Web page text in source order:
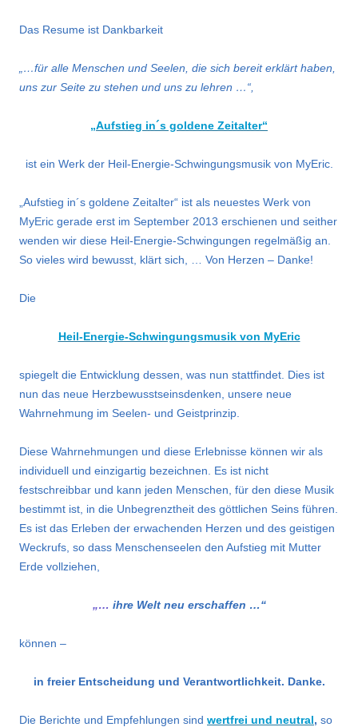
Das Resume ist Dankbarkeit
„…für alle Menschen und Seelen, die sich bereit erklärt haben,
uns zur Seite zu stehen und uns zu lehren …“,
„Aufstieg in´s goldene Zeitalter“
ist ein Werk derHeil-Energie-Schwingungsmusik von MyEric.
„Aufstieg in´s goldene Zeitalter“ ist als neuestes Werk von
MyEric gerade erst im September 2013 erschienen und seither
wenden wir diese Heil-Energie-Schwingungen regelmäßig an.
So vieles wird bewusst, klärt sich, … Von Herzen – Danke!
Die
Heil-Energie-Schwingungsmusik von MyEric
spiegelt die Entwicklung dessen, was nun stattfindet. Dies ist
nun das neue Herzbewusstseinsdenken, unsere neue
Wahrnehmung im Seelen- und Geistprinzip.
Diese Wahrnehmungen und diese Erlebnisse können wir als
individuell und einzigartig bezeichnen. Es ist nicht
festschreibbar und kann jeden Menschen, für den diese Musik
bestimmt ist, in die Unbegrenztheit des göttlichen Seins führen.
Es ist das Erleben der erwachenden Herzen und des geistigen
Weckrufs, so dass Menschenseelen den Aufstieg mit Mutter
Erde vollziehen,
„… ihreWelt neu erschaffen …“
können –
in freier Entscheidung und Verantwortlichkeit. Danke.
Die Berichte und Empfehlungen sind wertfrei und neutral, so